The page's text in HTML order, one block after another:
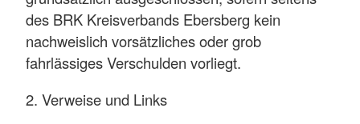
des BRK Kreisverbands Ebersberg kein
nachweislich vorsätzliches oder grob
fahrlässiges Verschulden vorliegt.
2. Verweise und Links